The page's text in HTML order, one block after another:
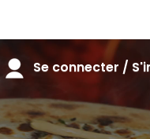
Se connecter /